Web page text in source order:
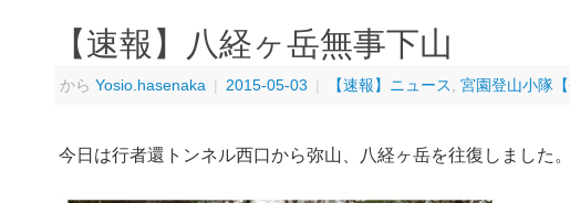
【速報】八経ヶ岳無事下山
から Yosio.hasenaka | 2015-05-03 | 【速報】ニュース 宮園登山小隊【
今日は行者還トンネル西口から弥山、八経ヶ岳を往復しました。